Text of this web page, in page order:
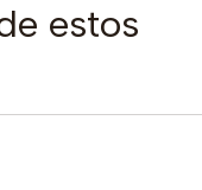
estos